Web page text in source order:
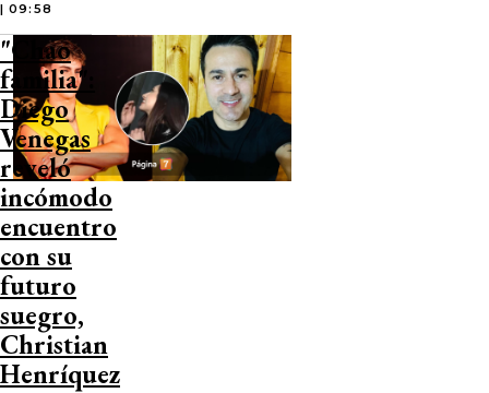
| 09:58
"Chao
familia":
Diego
Venegas
reveló
incómodo
encuentro
con su
futuro
suegro,
Christian
Henríquez